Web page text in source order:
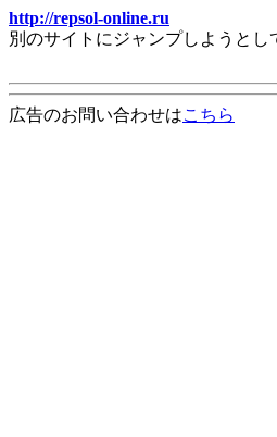
http://repsol-online.ru
別のサイトにジャンプしようと
広告のお問い合わせはこちら